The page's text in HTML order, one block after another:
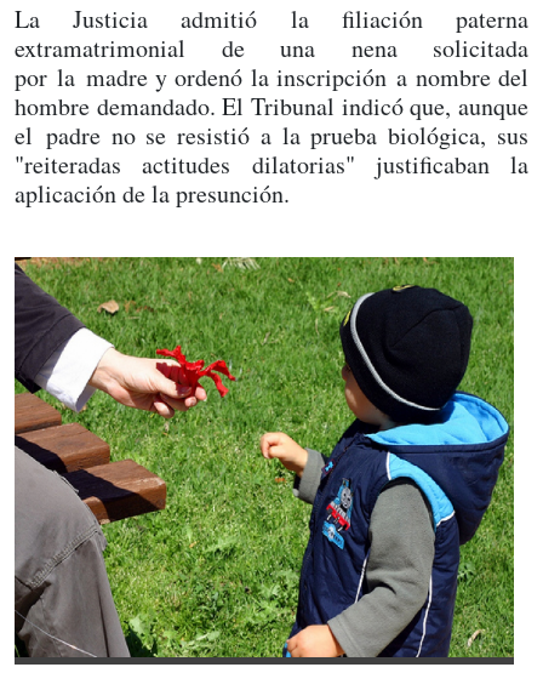
La Justicia admitió la filiación paterna
extramatrimonial de una nena solicitada
por la madre y ordenó la inscripción a nombre del
hombre demandado. El Tribunal indicó que, aunque
el padre no se resistió a la prueba biológica, sus
"reiteradas actitudes dilatorias" justificaban la
aplicación de la presunción.